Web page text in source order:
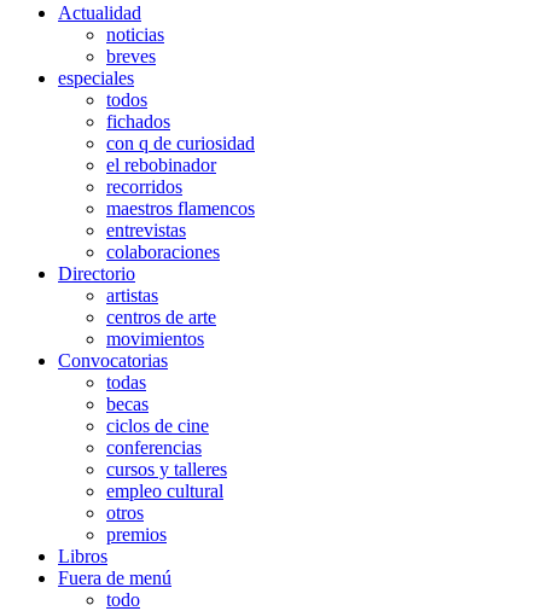
Actualidad
noticias
breves
especiales
todos
fichados
con q de curiosidad
el rebobinador
recorridos
maestros flamencos
entrevistas
colaboraciones
Directorio
artistas
centros de arte
movimientos
Convocatorias
todas
becas
ciclos de cine
conferencias
cursos y talleres
empleo cultural
otros
premios
Libros
Fuera de menú
todo